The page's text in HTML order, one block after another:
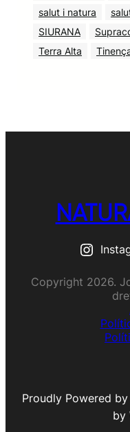
salut i natura
SIURANA
Terra Alta
Copyright 2026.
Proudly Powered
by